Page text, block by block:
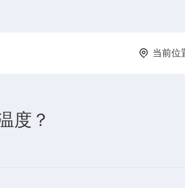
当前位
度？